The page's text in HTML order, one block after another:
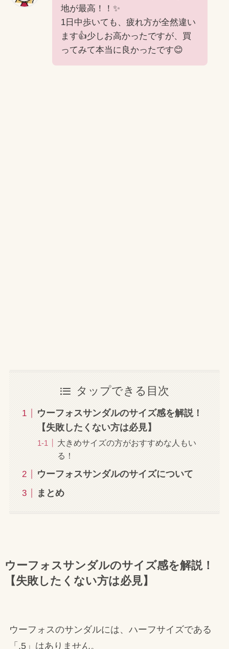
地が最高！！✨
1日中歩いても、疲れ方が全然違い
ます👍少しお高かったですが、買
ってみて本当に良かったです😊
タップできる目次
ウーフォスサンダルのサイズ感を解説！
【失敗したくない方は必見】
大きめサイズの方がおすすめな人もい
る！
ウーフォスサンダルのサイズについて
まとめ
ウーフォスサンダルのサイズ感を解説！
【失敗したくない方は必見】
ウーフォスのサンダルには、ハーフサイズである
「.5」はありません。